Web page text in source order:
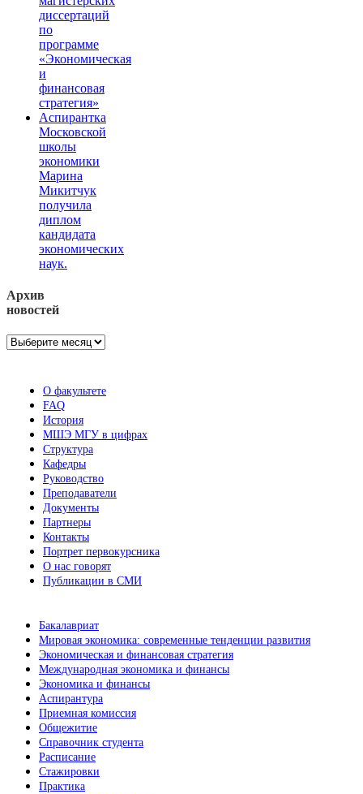
диссертаций
по
программе
«Экономическая
и
финансовая
стратегия»
Аспирантка
Московской
школы
экономики
Марина
Микитчук
получила
диплом
кандидата
экономических
наук.
Архив
новостей
Архив
О факультете
FAQ
История
МШЭ МГУ в цифрах
Структура
Кафедры
Руководство
Преподаватели
Документы
Партнеры
Контакты
Портрет первокурсника
О нас говорят
Публикации в СМИ
Бакалавриат
Мировая экономика: современные тенденции развития
Экономическая и финансовая стратегия
Международная экономика и финансы
Экономика и финансы
Аспирантура
Приемная комиссия
Общежитие
Справочник студента
Расписание
Стажировки
Практика